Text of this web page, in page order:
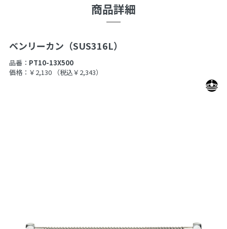
商品詳細
ベンリーカン（SUS316L）
品番： PT10-13X500
価格：￥2,130
（税込￥2,343）